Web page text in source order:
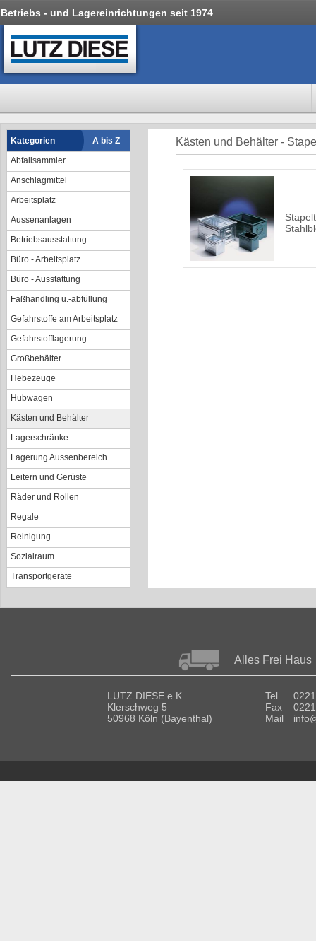
Betriebs - und Lagereinrichtungen seit 1974
Kategorien
A bis Z
Abfallsammler
Anschlagmittel
Arbeitsplatz
Aussenanlagen
Betriebsausstattung
Büro - Arbeitsplatz
Büro - Ausstattung
Faßhandling u.-abfüllung
Gefahrstoffe am Arbeitsplatz
Gefahrstofflagerung
Großbehälter
Hebezeuge
Hubwagen
Kästen und Behälter
Lagerschränke
Lagerung Aussenbereich
Leitern und Gerüste
Räder und Rollen
Regale
Reinigung
Sozialraum
Transportgeräte
Kästen und Behälter -
Alles Frei Haus
LUTZ DIESE e.K.
Klerschweg 5
50968 Köln (Bayenthal)
Tel
Fax
Mail